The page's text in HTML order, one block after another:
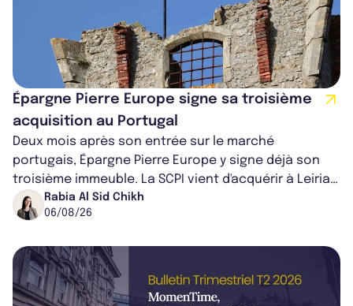
Épargne Pierre Europe signe sa troisième
acquisition au Portugal
Deux mois après son entrée sur le marché
portugais, Épargne Pierre Europe y signe déjà son
troisième immeuble. La SCPI vient d'acquérir à Leiria,
dans le centre du pays, un établis...
Rabia Al Sid Chikh
06/08/26